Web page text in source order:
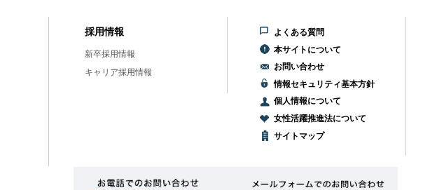
採用情報
新卒採用情報
キャリア採用情報
よくある質問
本サイトについて
お問い合わせ
情報セキュリティ基本方針
個人情報について
女性活躍推進法について
サイトマップ